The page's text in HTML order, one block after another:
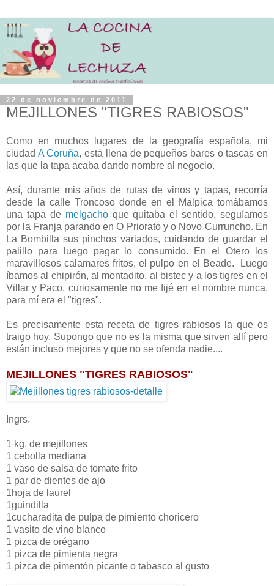
22 de noviembre de 2011
MEJILLONES "TIGRES RABIOSOS"
Como en muchos lugares de la geografía española, mi
ciudad A Coruña, está llena de pequeños bares o tascas en
las que la tapa acaba dando nombre al negocio.
Así, durante mis años de rutas de vinos y tapas, recorría
desde la calle Troncoso donde en el Malpica tomábamos
una tapa de melgachoque quitaba el sentido, seguíamos
por la Franja parando en O Priorato y o Novo Curruncho. En
La Bombilla sus pinchos variados, cuidando de guardar el
palillo para luego pagar lo consumido. En el Otero los
maravillosos calamares fritos, el pulpo en el Beade. Luego
íbamos al chipirón, al montadito, al bistec y a los tigres en el
Villar y Paco, curiosamente no me fijé en el nombre nunca,
para mí era el "tigres".
Es precisamente esta receta de tigres rabiosos la que os
traigo hoy. Supongo que no es la misma que sirven allí pero
están incluso mejores y que no se ofenda nadie....
MEJILLONES "TIGRES RABIOSOS"
Ingrs.
1 kg. de mejillones
1 cebolla mediana
1 vaso de salsa de tomate frito
1 par de dientes de ajo
1hoja de laurel
1guindilla
1cucharadita de pulpa de pimiento choricero
1 vasito de vino blanco
1 pizca de orégano
1 pizca de pimienta negra
1 pizca de pimentón picante o tabasco al gusto